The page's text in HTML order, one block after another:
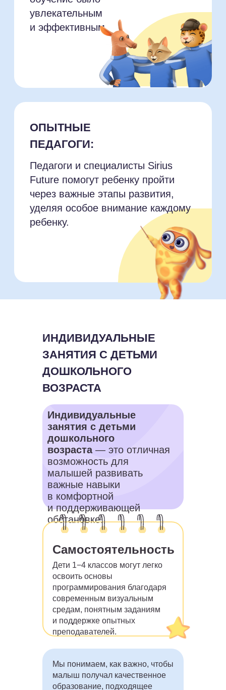
ИНДИВИДУАЛЬНЫЕ
ЗАНЯТИЯ С ДЕТЬМИ
ДОШКОЛЬНОГО
ВОЗРАСТА
Индивидуальные
занятия с детьми
дошкольного
возраста— это отличная
возможность для
малышей развивать
важные навыки
в комфортной
и поддерживающей
обстановке.
Мы понимаем, как важно, чтобы
малыш получал качественное
образование, подходящее
Самостоятельность
Дети 1−4 классов могут легко
освоить основы
программирования благодаря
современным визуальным
средам, понятным заданиям
и поддержке опытных
преподавателей.